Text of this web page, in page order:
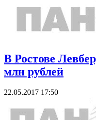
В Ростове
млн рублей
22.05.2017 17:50